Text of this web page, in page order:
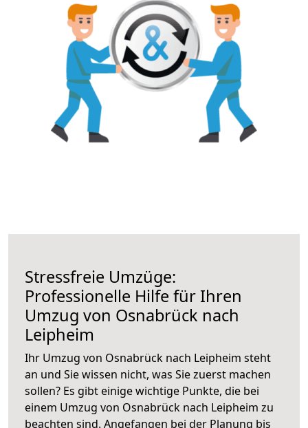
Stressfreie Umzüge:
Professionelle Hilfe für Ihren
Umzug von Osnabrück nach
Leipheim
Ihr Umzug von Osnabrück nach Leipheim steht
an und Sie wissen nicht, was Sie zuerst machen
sollen? Es gibt einige wichtige Punkte, die bei
einem Umzug von Osnabrück nach Leipheim zu
beachten sind. Angefangen bei der Planung bis